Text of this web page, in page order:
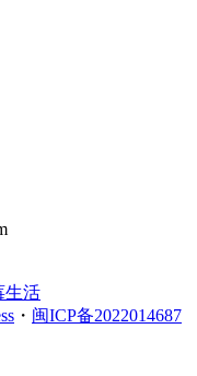
生活
・ 闽ICP备2022014687